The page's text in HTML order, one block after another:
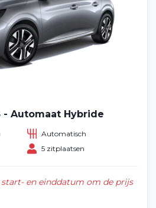
- Automaat Hybride
Automatisch
5 zitplaatsen
en einddatum om de prijs